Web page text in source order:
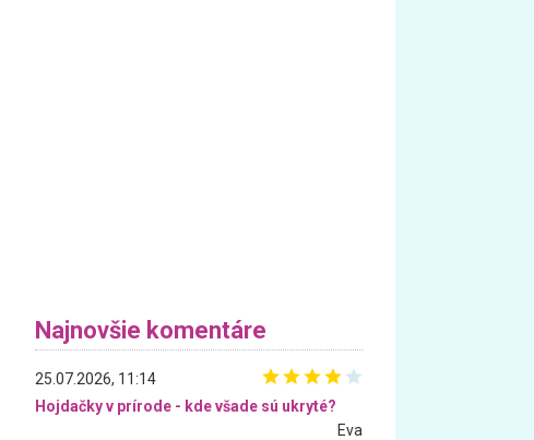
Najnovšie komentáre
25.07.2026, 11:14
Hojdačky v prírode - kde všade sú ukryté?
Eva